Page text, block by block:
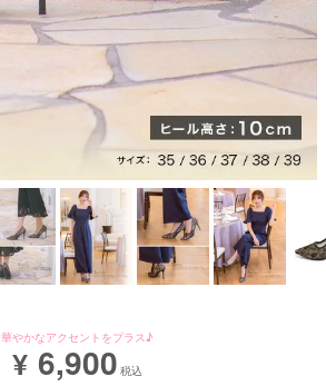
華やかなアクセントをプラス♪
¥ 6,900 税込